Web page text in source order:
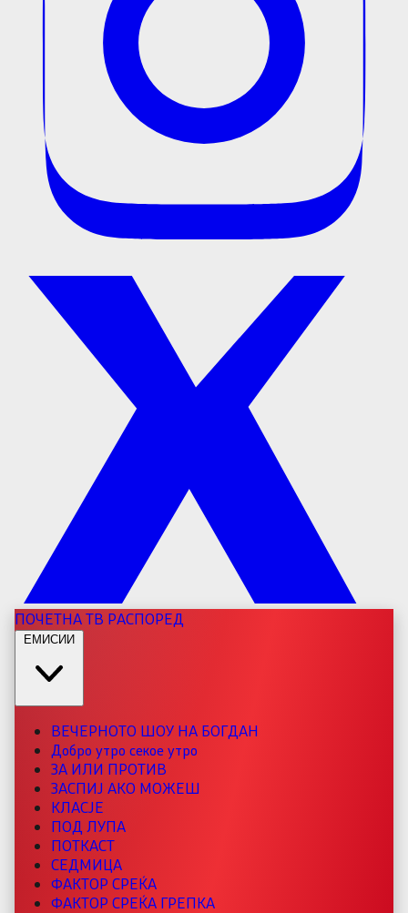
ПОЧЕТНАТВ РАСПОРЕД
ЕМИСИИ
ВЕЧЕРНОТО ШОУ НА БОГДАН
Добро утро секое утро
ЗА ИЛИ ПРОТИВ
ЗАСПИЈ АКО МОЖЕШ
КЛАСЈЕ
ПОД ЛУПА
ПОТКАСТ
СЕДМИЦА
ФАКТОР СРЕЌА
ФАКТОР СРЕЌА ГРЕПКА